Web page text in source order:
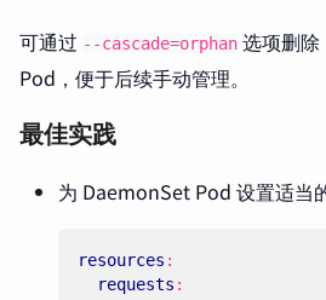
可通过 --cascade=orphan 选项删
Pod，便于后续手动管理。
最佳实践
为 DaemonSet Pod 设置适当
resources :
requests :